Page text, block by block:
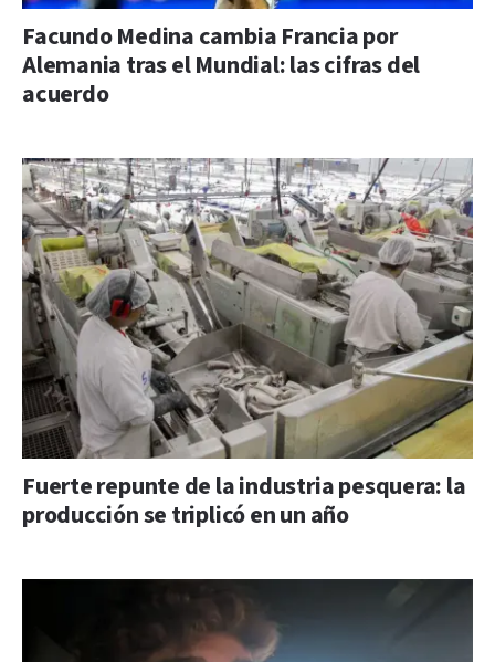
Facundo Medina cambia Francia por
Alemania tras el Mundial: las cifras del
acuerdo
Fuerte repunte de la industria pesquera: la
producción se triplicó en un año